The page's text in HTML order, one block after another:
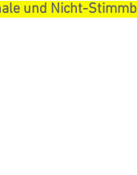
und Nicht-